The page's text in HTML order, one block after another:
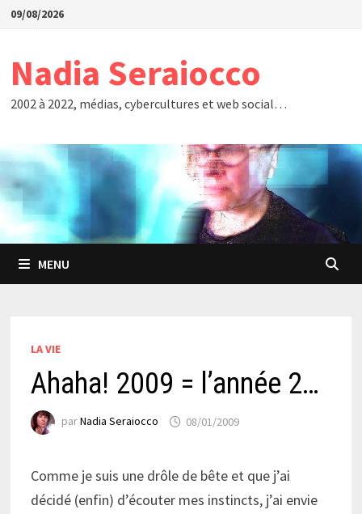
Passer
09/08/2026
Nadia Seraiocco
2002 à 2022, médias, cybercultures et web social…
MENU
LA VIE
Ahaha! 2009 = l’année 2…
parNadia Seraiocco 08/01/2009
Comme je suis une drôle de bête et que j’ai
décidé (enfin) d’écouter mes instincts, j’ai envie